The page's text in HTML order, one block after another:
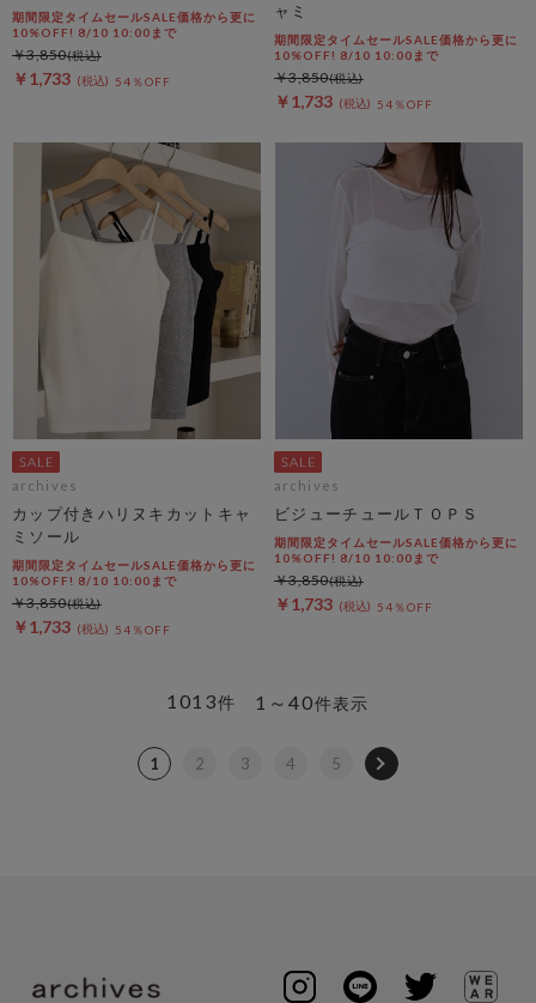
期間限定タイムセールSALE価格から更に
10%OFF! 8/10 10:00まで
￥1,733 54％OFF
￥3,850
ャミ
期間限定タイムセールSALE価格から更に
10%OFF! 8/10 10:00まで
￥1,733 54％OFF
￥3,850
archives
カップ付きハリヌキカットキャ
ミソール
期間限定タイムセールSALE価格から更に
10%OFF! 8/10 10:00まで
￥1,733 54％OFF
￥3,850
archives
ビジューチュールＴＯＰＳ
期間限定タイムセールSALE価格から更に
10%OFF! 8/10 10:00まで
￥1,733 54％OFF
￥3,850
1～40件表示
1013件
1 2 3 4 5